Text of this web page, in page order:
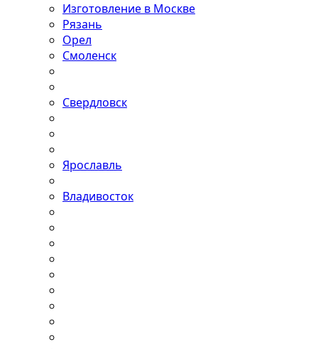
Изготовление в Москве
Рязань
Орел
Смоленск
Свердловск
Ярославль
Владивосток